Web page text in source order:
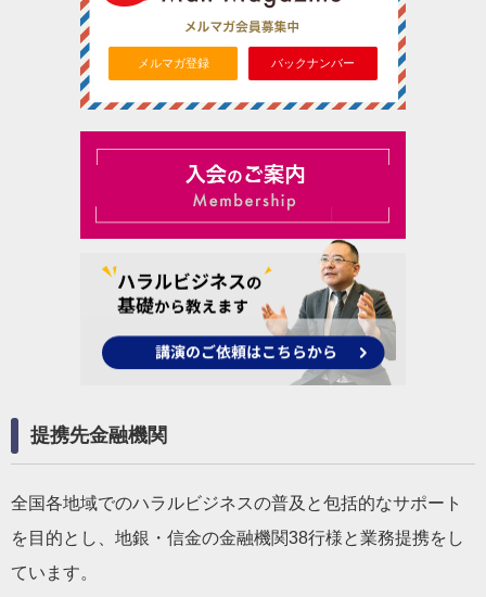
メルマガ登録 バックナンバー
提携先金融機関
全国各地域でのハラルビジネスの普及と包括的なサポート
を目的とし、地銀・信金の金融機関38行様と業務提携をし
ています。